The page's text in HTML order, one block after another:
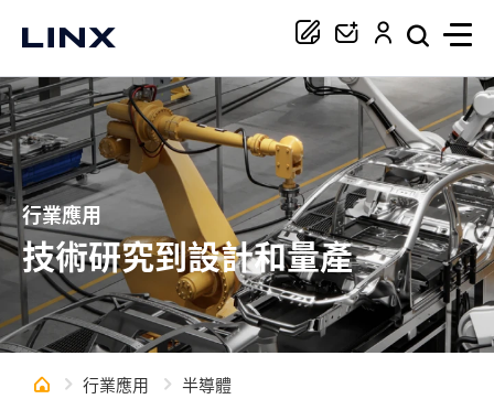
你正在尋找協助嗎？
搜尋
行業應用
技術研究到設計和量產
行業應用 半導體